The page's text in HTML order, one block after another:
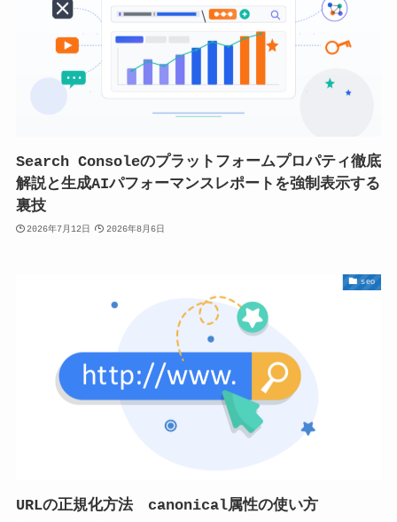
Search Consoleのプラットフォームプロパティ徹底
解説と生成AIパフォーマンスレポートを強制表示する
裏技
2026年7月12日 2026年8月6日
seo
URLの正規化方法 canonical属性の使い方